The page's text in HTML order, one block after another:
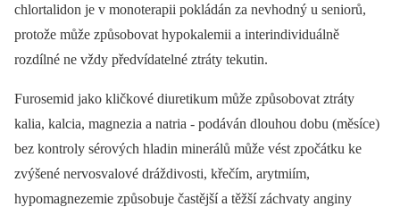
chlortalidon je v monoterapii pokládán za nevhodný u seniorů,
protože může způsobovat hypokalemii a interindividuálně
rozdílné ne vždy předvídatelné ztráty tekutin.
Furosemid jako kličkové diuretikum může způsobovat ztráty
kalia, kalcia, magnezia a natria -⁠ podáván dlouhou dobu (měsíce)
bez kontroly sérových hladin minerálů může vést zpočátku ke
zvýšené nervosvalové dráždivosti, křečím, arytmiím,
hypomagnezemie způsobuje častější a těžší záchvaty anginy